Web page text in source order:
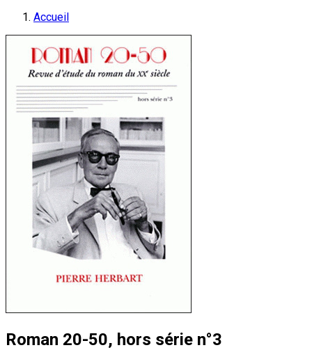
Accueil
Roman 20-50, hors série n°3